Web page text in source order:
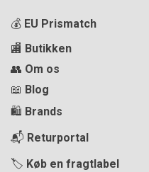
💰 EU Prismatch
🏬 Butikken
👥 Om os
📖 Blog
🛍️ Brands
📬 Returportal
🏷️ Køb en fragtlabel